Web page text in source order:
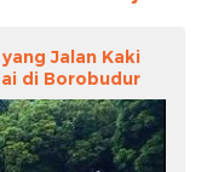
Jalan Kaki
di Borobudur